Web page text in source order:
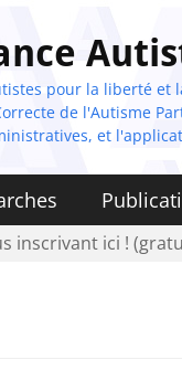
pour la liberté et
de l'Autisme
et
inscrivant ici !